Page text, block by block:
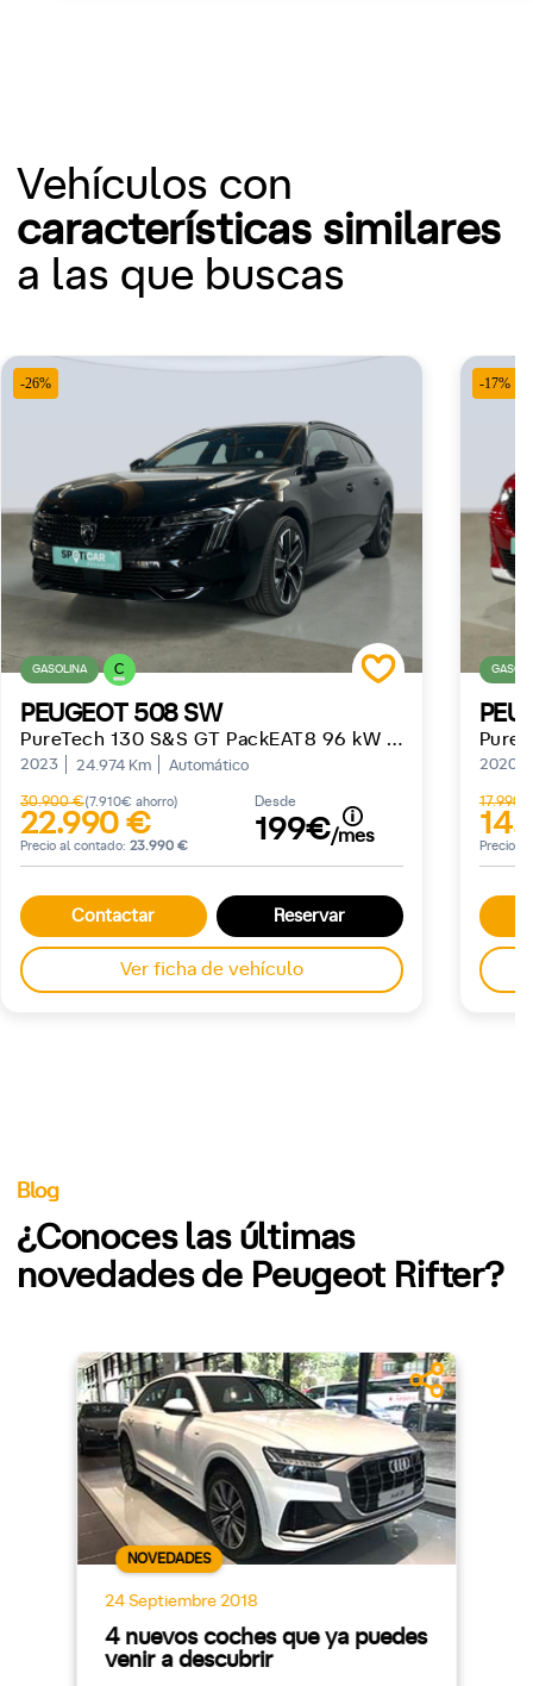
Vehículos con
características similares
a las que buscas
-26%
GASOLINA C
PEUGEOT 508 SW
PureTech 130 S&S GT PackEAT8 96 kW (130 CV)
2023 24.974 Km Automático
30.900 €(7.910€ ahorro)
22.990 €
Precio al contado: 23.990 €
Desde
199€/mes
Contactar Reservar
Ver ficha de vehículo
-17%
2020
17.990
Precio
Blog
¿Conoces las últimas
novedades de Peugeot Rifter?
NOVEDADES
24 Septiembre 2018
4 nuevos coches que ya puedes
venir a descubrir